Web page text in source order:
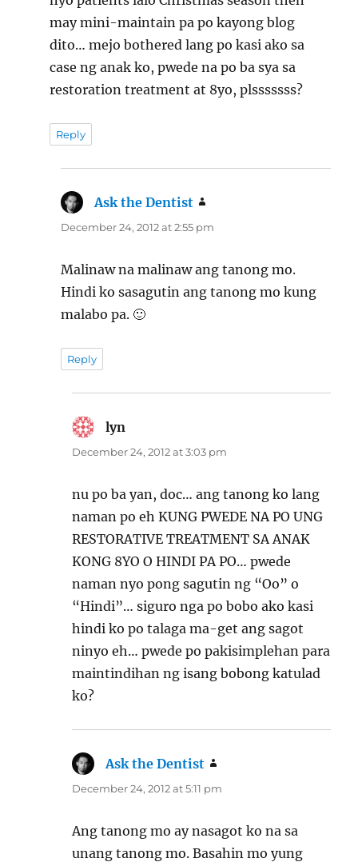
may mini-maintain pa po kayong blog
dito… mejo bothered lang po kasi ako sa
case ng anak ko, pwede na po ba sya sa
restoration treatment at 8yo, plsssssss?
Reply
Ask the Dentist
December 24, 2012 at 2:55 pm
Malinaw na malinaw ang tanong mo.
Hindi ko sasagutin ang tanong mo kung
malabo pa. 🙂
Reply
lyn
December 24, 2012 at 3:03 pm
nu po ba yan, doc… ang tanong ko lang
naman po eh KUNG PWEDE NA PO UNG
RESTORATIVE TREATMENT SA ANAK
KONG 8YO O HINDI PA PO… pwede
naman nyo pong sagutin ng “Oo” o
“Hindi”… siguro nga po bobo ako kasi
hindi ko po talaga ma-get ang sagot
ninyo eh… pwede po pakisimplehan para
maintindihan ng isang bobong katulad
ko?
Ask the Dentist
December 24, 2012 at 5:11 pm
Ang tanong mo ay nasagot ko na sa
unang tanong mo. Basahin mo yung